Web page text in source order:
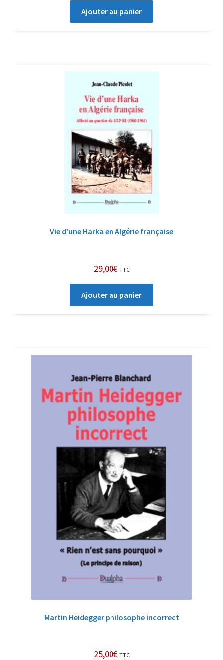
Ajouter au panier
Vie d’une Harka en Algérie française
29,00€ TTC
Ajouter au panier
Martin Heidegger philosophe incorrect
25,00€ TTC